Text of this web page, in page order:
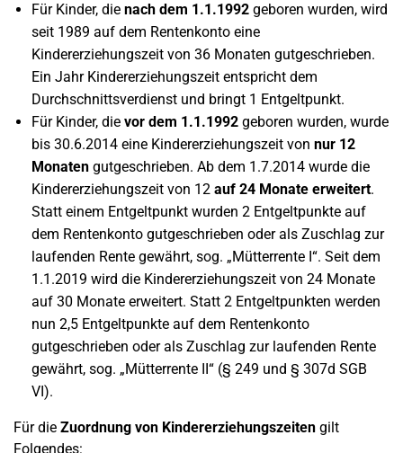
Für Kinder, die nach dem 1.1.1992 geboren wurden, wird
seit 1989 auf dem Rentenkonto eine
Kindererziehungszeit von 36 Monaten gutgeschrieben.
Ein Jahr Kindererziehungszeit entspricht dem
Durchschnittsverdienst und bringt 1 Entgeltpunkt.
Für Kinder, die vor dem 1.1.1992 geboren wurden, wurde
bis 30.6.2014 eine Kindererziehungszeit von nur 12
Monaten gutgeschrieben. Ab dem 1.7.2014 wurde die
Kindererziehungszeit von 12 auf 24 Monate erweitert.
Statt einem Entgeltpunkt wurden 2 Entgeltpunkte auf
dem Rentenkonto gutgeschrieben oder als Zuschlag zur
laufenden Rente gewährt, sog. „Mütterrente I“. Seit dem
1.1.2019 wird die Kindererziehungszeit von 24 Monate
auf 30 Monate erweitert. Statt 2 Entgeltpunkten werden
nun 2,5 Entgeltpunkte auf dem Rentenkonto
gutgeschrieben oder als Zuschlag zur laufenden Rente
gewährt, sog. „Mütterrente II“ (§ 249 und § 307d SGB
VI).
Für die Zuordnung von Kindererziehungszeiten gilt
Folgendes: